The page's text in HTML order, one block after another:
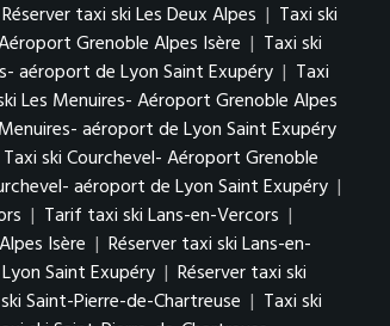
Réserver taxi ski Les Deux Alpes | Taxi ski
Grenoble Alpes Isère | Taxi ski
aéroport de Lyon Saint Exupéry | Taxi
Les Menuires- Aéroport Grenoble Alpes
aéroport de Lyon Saint Exupéry
Taxi ski Courchevel- Aéroport Grenoble
aéroport de Lyon Saint Exupéry |
| Tarif taxi ski Lans-en-Vercors |
Isère | Réserver taxi ski Lans-en-
Saint Exupéry | Réserver taxi ski
Saint-Pierre-de-Chartreuse | Taxi ski